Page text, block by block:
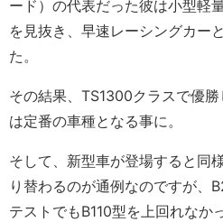
ード）の代表だった彼は小型軽
を見抜き、早速レーシングカー
た。
その結果、TS1300クラスで優
は定番の車種となる事に。
そして、新型車が登場すると同
り替わるのが通例なのですが、
テストでもB110型を上回れなか